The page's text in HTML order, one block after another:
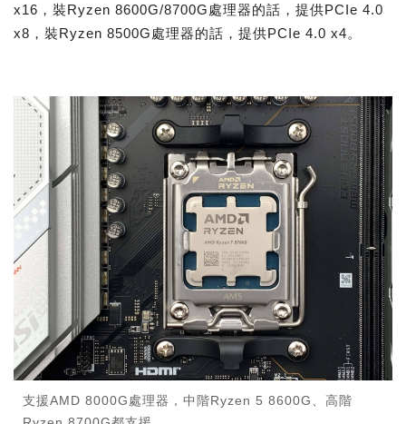
x16，裝Ryzen 8600G/8700G處理器的話，提供PCIe 4.0
x8，裝Ryzen 8500G處理器的話，提供PCIe 4.0 x4。
支援AMD 8000G處理器，中階Ryzen 5 8600G、高階